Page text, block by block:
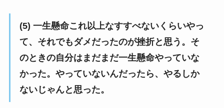
(5) 一生懸命これ以上なすすべないくらいやっ
て、それでもダメだったのが挫折と思う。そ
のときの自分はまだまだ一生懸命やっていな
かった。やっていないんだったら、やるしか
ないじゃんと思った。